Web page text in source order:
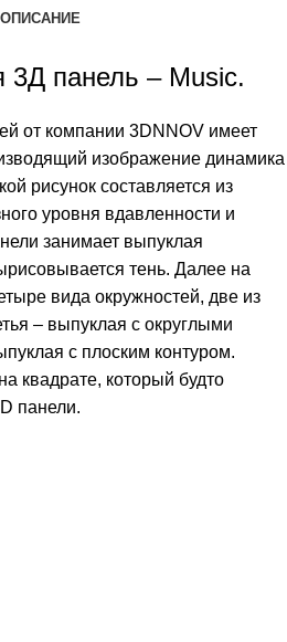
ОПИСАНИЕ
3Д панель – Music.
от компании 3DNNOV имеет
изображение динамика
рисунок составляется из
уровня вдавленности и
занимает выпуклая
тень. Далее на
вида окружностей, две из
– выпуклая с округлыми
с плоским контуром.
квадрате, который будто
панели.